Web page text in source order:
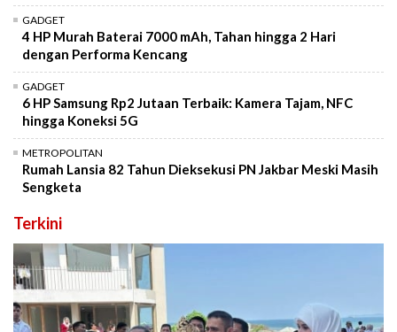
GADGET
4 HP Murah Baterai 7000 mAh, Tahan hingga 2 Hari
dengan Performa Kencang
GADGET
6 HP Samsung Rp2 Jutaan Terbaik: Kamera Tajam, NFC
hingga Koneksi 5G
METROPOLITAN
Rumah Lansia 82 Tahun Dieksekusi PN Jakbar Meski Masih
Sengketa
Terkini